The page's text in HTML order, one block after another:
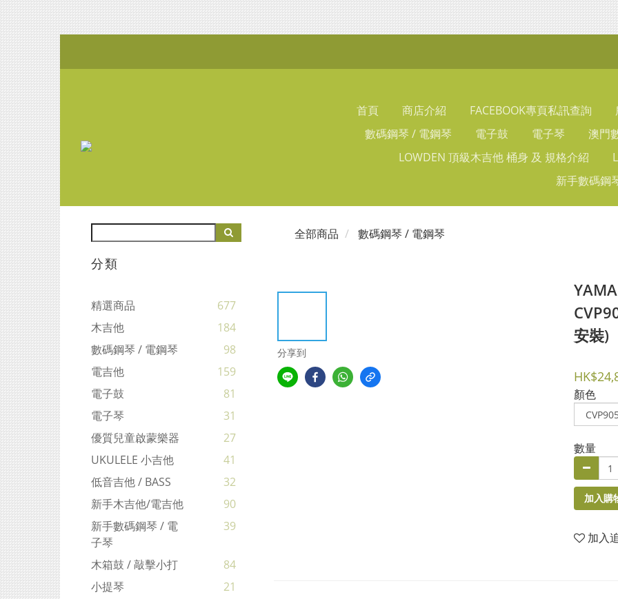
首頁 商店介紹 FACEBOOK專頁私訊查詢
數碼鋼琴 / 電鋼琴
電子鼓 電子琴
澳門
LOWDEN 頂級木吉他 桶身 及 規格介紹
新手數碼鋼
分類
精選商品
677
木吉他
184
數碼鋼琴 / 電鋼琴
98
電吉他
159
電子鼓
81
電子琴
31
優質兒童啟蒙樂器
27
UKULELE 小吉他
41
低音吉他 / BASS
32
新手木吉他/電吉他
90
新手數碼鋼琴 / 電
子琴
39
木箱鼓 / 敲擊小打
84
小提琴
21
全部商品 數碼鋼琴 / 電鋼琴
分享到
安裝)
顏色
數量
加入購
加入